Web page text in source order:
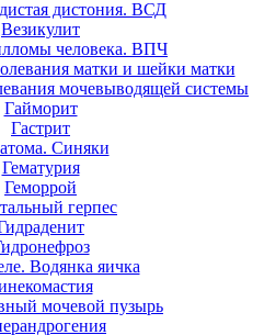
дистония. ВСД
Везикулит
человека. ВПЧ
матки и шейки матки
мочевыводящей системы
Гайморит
Гастрит
Синяки
Гематурия
Геморрой
герпес
Водянка яичка
мочевой пузырь